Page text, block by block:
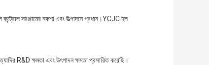
কন্ট্রোল সরঞ্জামের নকশা এবং উত্পাদনে প্রধান।YCJC হল
R&D ক্ষমতা এবং উৎপাদন ক্ষমতা প্রসারিত করেছি।